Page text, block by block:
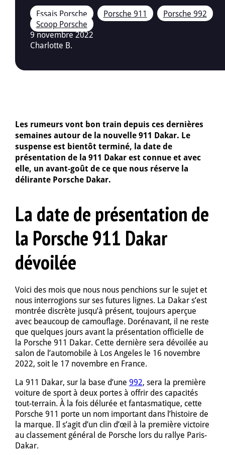
9 novembre 2022
Charlotte B.
Les rumeurs vont bon train depuis ces dernières
semaines autour de la nouvelle 911 Dakar. Le
suspense est bientôt terminé, la date de
présentation de la 911 Dakar est connue et avec
elle, un avant-goût de ce que nous réserve la
délirante Porsche Dakar.
La date de présentation de
la Porsche 911 Dakar
dévoilée
Voici des mois que nous nous penchions sur le sujet et
nous interrogions sur ses futures lignes. La Dakar s’est
montrée discrète jusqu’à présent, toujours aperçue
avec beaucoup de camouflage. Dorénavant, il ne reste
que quelques jours avant la présentation officielle de
la Porsche 911 Dakar. Cette dernière sera dévoilée au
salon de l’automobile à Los Angeles le 16 novembre
2022, soit le 17 novembre en France.
La 911 Dakar, sur la base d’une 992, sera la première
voiture de sport à deux portes à offrir des capacités
tout-terrain. À la fois délurée et fantasmatique, cette
Porsche 911 porte un nom important dans l’histoire de
la marque. Il s’agit d’un clin d’œil à la première victoire
au classement général de Porsche lors du rallye Paris-
Dakar.